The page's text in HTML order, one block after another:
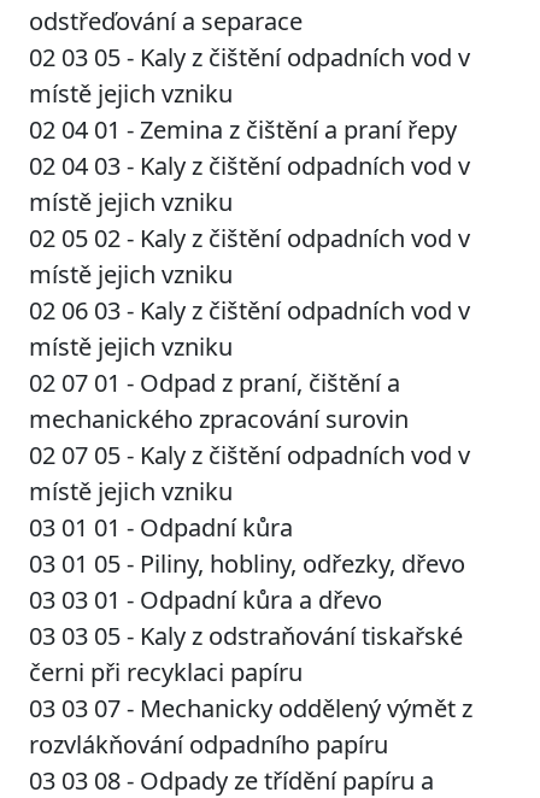
odstřeďování a separace
02 03 05 - Kaly z čištění odpadních vod v
místě jejich vzniku
02 04 01 - Zemina z čištění a praní řepy
02 04 03 - Kaly z čištění odpadních vod v
místě jejich vzniku
02 05 02 - Kaly z čištění odpadních vod v
místě jejich vzniku
02 06 03 - Kaly z čištění odpadních vod v
místě jejich vzniku
02 07 01 - Odpad z praní, čištění a
mechanického zpracování surovin
02 07 05 - Kaly z čištění odpadních vod v
místě jejich vzniku
03 01 01 - Odpadní kůra
03 01 05 - Piliny, hobliny, odřezky, dřevo
03 03 01 - Odpadní kůra a dřevo
03 03 05 - Kaly z odstraňování tiskařské
černi při recyklaci papíru
03 03 07 - Mechanicky oddělený výmět z
rozvlákňování odpadního papíru
03 03 08 - Odpady ze třídění papíru a